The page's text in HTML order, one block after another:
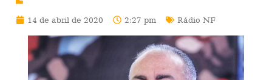
14 de abril de 2020 2:27 pm Rádio NF